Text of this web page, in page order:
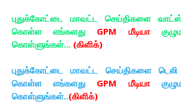
புதுக்கோட்டை மாவட்ட செய்திகளை வாட்ஸ்
கொள்ள எங்களது GPM மீடியா
கொள்ளுங்கள்... (கிளிக்)
புதுக்கோட்டை மாவட்ட செய்திகளை டெலி
கொள்ள எங்களது GPM மீடியா
கொள்ளுங்கள்..(கிளிக்)